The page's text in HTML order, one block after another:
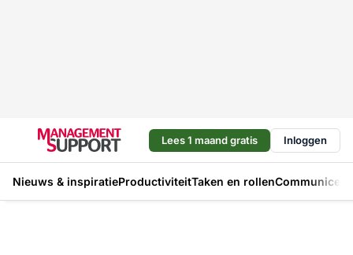
Lees 1 maand gratis Inloggen
Nieuws & inspiratieProductiviteitTaken en rollen